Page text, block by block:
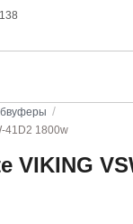
/
41D2 1800w
VIKING